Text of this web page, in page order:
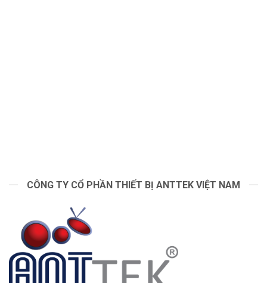
CÔNG TY CỔ PHẦN THIẾT BỊ ANTTEK VIỆT NAM